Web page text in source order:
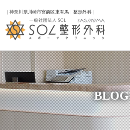
｜神奈川県川崎市宮前区東有馬｜整形外科｜
BLOG